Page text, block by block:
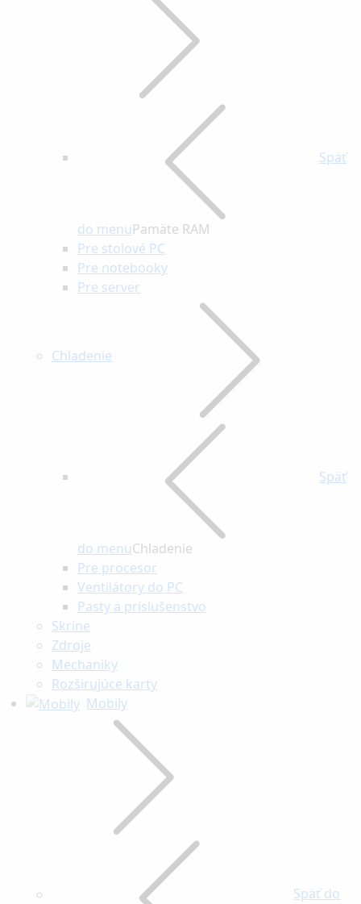
Späť
do menuPamäte RAM
Pre stolové PC
Pre notebooky
Pre server
Chladenie
Späť
do menuChladenie
Pre procesor
Ventilátory do PC
Pasty a príslušenstvo
Skrine
Zdroje
Mechaniky
Rozširujúce karty
Mobily
Späť do